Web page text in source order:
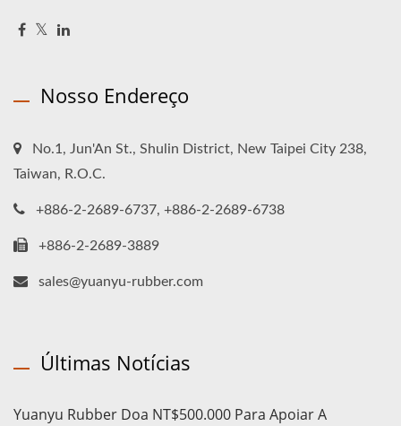
Nosso Endereço
No.1, Jun'An St., Shulin District, New Taipei City 238,
Taiwan, R.O.C.
+886-2-2689-6737, +886-2-2689-6738
+886-2-2689-3889
sales@yuanyu-rubber.com
Últimas Notícias
Yuanyu Rubber Doa NT$500.000 Para Apoiar A